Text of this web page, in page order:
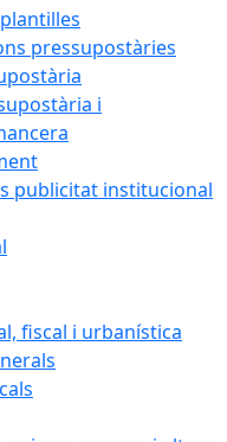
pressupostàries
i
publicitat institucional
fiscal i urbanística